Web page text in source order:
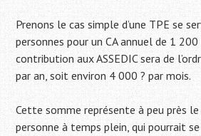
Prenons le cas simple d’une TPE se
personnes pour un CA annuel de 1
contribution aux ASSEDIC sera de
par an, soit environ 4 000 ? par mois.
Cette somme représente à peu près le
personne à temps plein, qui pourrait